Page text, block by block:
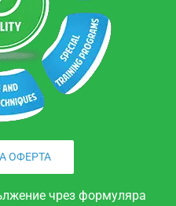
ОФЕРТА
чрез формуляра